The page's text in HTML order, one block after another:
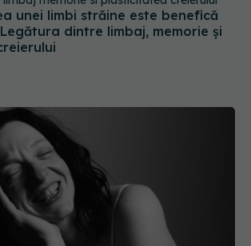
unei limbi străine este benefică
dintre limbaj, memorie și